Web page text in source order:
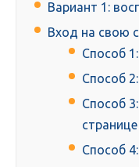
Вариант 1:
Вход на свою
Способ
Способ
Способ
странице
Способ